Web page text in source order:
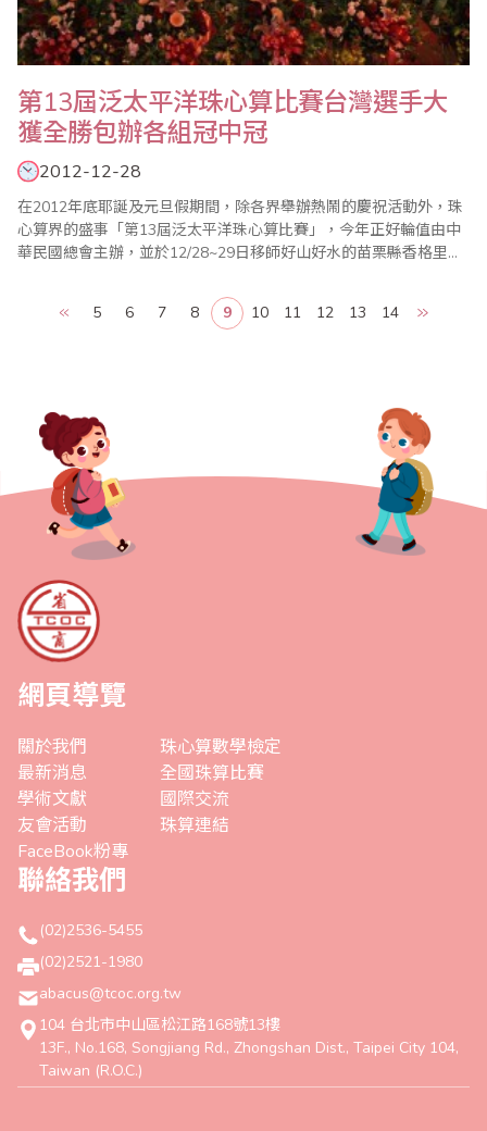
第13屆泛太平洋珠心算比賽台灣選手大
獲全勝包辦各組冠中冠
2012-12-28
在2012年底耶誕及元旦假期間，除各界舉辦熱鬧的慶祝活動外，珠
心算界的盛事「第13屆泛太平洋珠心算比賽」，今年正好輪值由中
華民國總會主辦，並於12/28~29日移師好山好水的苗栗縣香格里拉
參加之餘，也能深入體驗台灣風俗民情及文化，中華民國總會會長
廖正輝特別規劃成為2天1夜(包含賽前練習及交流、營火晚會、選手
5 6 7 8 9 10 11 12 13 14
網頁導覽
關於我們
最新消息
學術文獻
友會活動
FaceBook粉專
珠心算數學檢定
全國珠算比賽
國際交流
珠算連結
聯絡我們
(02)2536-5455
(02)2521-1980
abacus@tcoc.org.tw
104 台北市中山區松江路168號13樓
13F., No.168, Songjiang Rd., Zhongshan Dist., Taipei City 104,
Taiwan (R.O.C.)